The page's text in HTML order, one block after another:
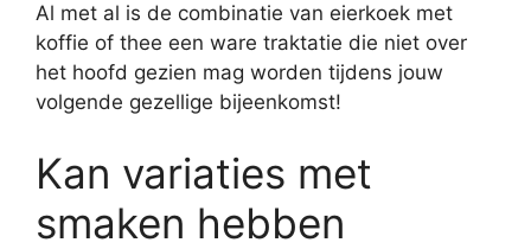
Al met al is de combinatie van eierkoek met
koffie of thee een ware traktatie die niet over
het hoofd gezien mag worden tijdens jouw
volgende gezellige bijeenkomst!
Kan variaties met
smaken hebben